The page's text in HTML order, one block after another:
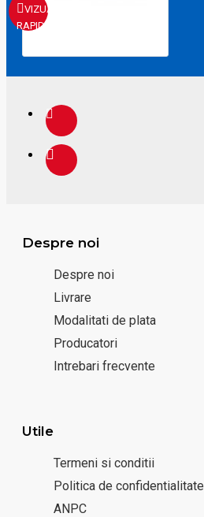
VIZUALIZARE
RAPIDA
Despre noi
Despre noi
Livrare
Modalitati de plata
Producatori
Intrebari frecvente
Utile
Termeni si conditii
Politica de confidentialitate
ANPC